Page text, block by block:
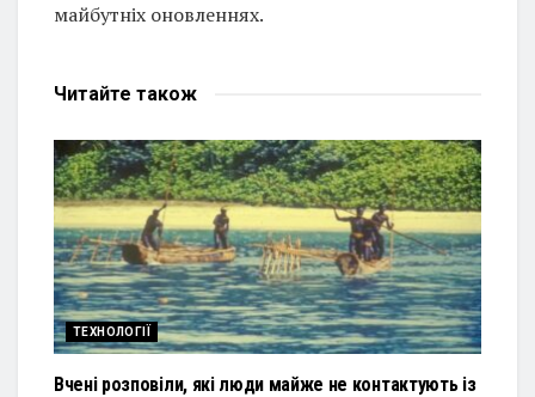
майбутніх оновленнях.
Читайте також
ТЕХНОЛОГІЇ
Вчені розповіли, які люди майже не контактують із